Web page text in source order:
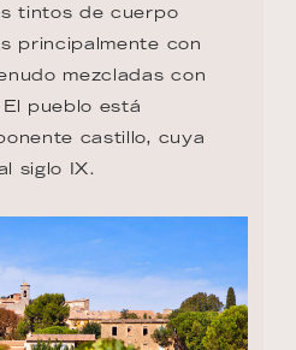
tintos de cuerpo
principalmente con
mezcladas con
pueblo está
castillo, cuya
siglo IX.